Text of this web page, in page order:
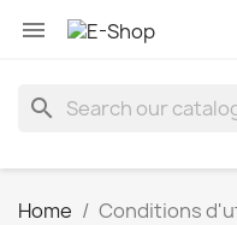

search
Home Conditions